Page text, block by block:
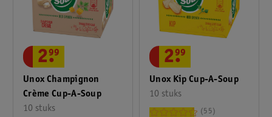
Unox Champignon
Crème Cup-A-Soup
10 stuks
2.
99
Unox Kip Cup-A-Soup
10 stuks
2.
99
55